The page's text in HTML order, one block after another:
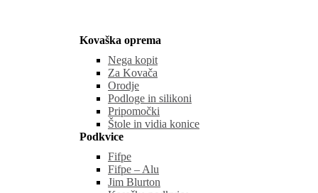
Kovaška oprema
Nega kopit
Za Kovača
Orodje
Podloge in silikoni
Pripomočki
Štole in vidia konice
Podkvice
Fifpe
Fifpe – Alu
Jim Blurton